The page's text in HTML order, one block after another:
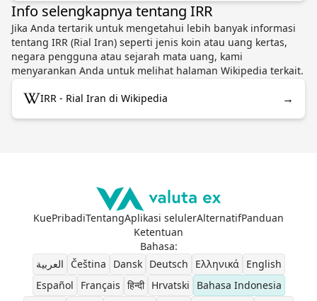
Info selengkapnya tentang IRR
Jika Anda tertarik untuk mengetahui lebih banyak informasi
tentang IRR (Rial Iran) seperti jenis koin atau uang kertas,
negara pengguna atau sejarah mata uang, kami
menyarankan Anda untuk melihat halaman Wikipedia terkait.
IRR - Rial Iran di Wikipedia →
KuePribadiTentangAplikasi selulerAlternatifPanduan
Ketentuan
Bahasa:
العربية
Čeština Dansk Deutsch Ελληνικά
English
Español
Français हिन्दी Hrvatski
Bahasa Indonesia